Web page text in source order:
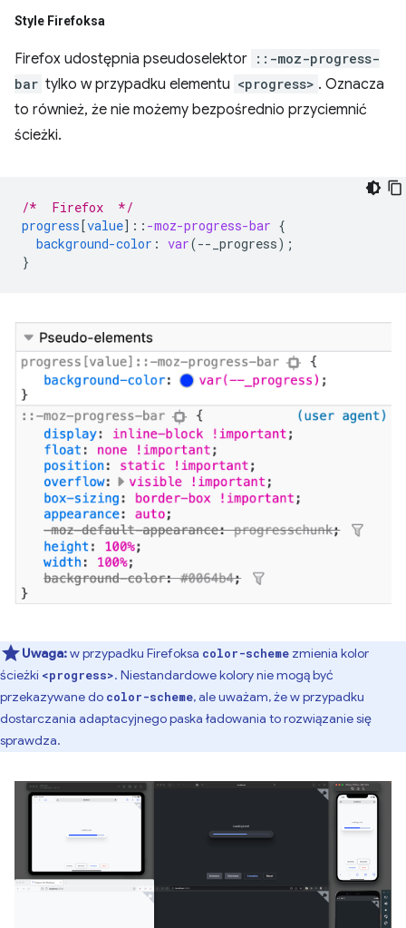
Style Firefoksa
Firefox udostępnia pseudoselektor ::-moz-progress-
bar tylko w przypadku elementu <progress> . Oznacza
to również, że nie możemy bezpośrednio przyciemnić
ścieżki.
/*  Firefox  */
progress [value] :: -moz-progress-bar {
background-color : var(-- _progress);
}
Uwaga:w przypadku Firefoksa color-scheme zmienia kolor
ścieżki <progress>. Niestandardowe kolory nie mogą być
przekazywane do color-scheme, ale uważam, że w przypadku
dostarczania adaptacyjnego paska ładowania to rozwiązanie się
sprawdza.